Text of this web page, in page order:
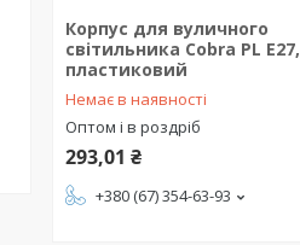
Корпус для вуличного
світильника Cobra PL E27,
пластиковий
Немає в наявності
Оптом і в роздріб
293,01 ₴
+380 (67) 354-63-93